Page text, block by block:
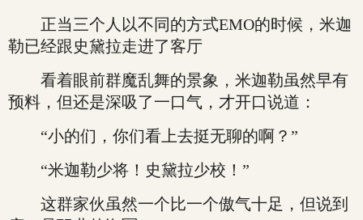
正当三个人以不同的方式EMO的时候，米迦
勒已经跟史黛拉走进了客厅
看着眼前群魔乱舞的景象，米迦勒虽然早有
预料，但还是深吸了一口气，才开口说道：
“小的们，你们看上去挺无聊的啊？”
“米迦勒少将！史黛拉少校！”
这群家伙虽然一个比一个傲气十足，但说到